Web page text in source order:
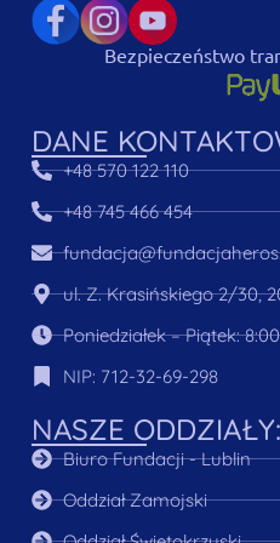
Bezpieczeństwo
DANE
+48 570 122 110
+48 745 466 454
ul. Z. Krasińskiego 2/30,
Poniedziałek – Piątek:
NIP: 712-32-69-298
NASZE ODDZIAŁY:
Biuro Fundacji - Lublin
Oddział Zamojski